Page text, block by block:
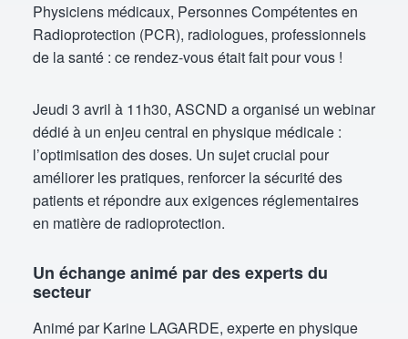
Physiciens médicaux, Personnes Compétentes en
Radioprotection (PCR), radiologues, professionnels
de la santé : ce rendez-vous était fait pour vous !
Jeudi 3 avril à 11h30, ASCND a organisé un webinar
dédié à un enjeu central en physique médicale :
l’optimisation des doses. Un sujet crucial pour
améliorer les pratiques, renforcer la sécurité des
patients et répondre aux exigences réglementaires
en matière de radioprotection.
Un échange animé par des experts du
secteur
Animé par Karine LAGARDE, experte en physique